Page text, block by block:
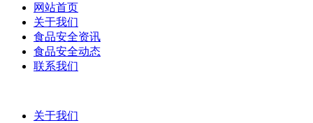
网站首页
关于我们
食品安全资讯
食品安全动态
联系我们
关于我们